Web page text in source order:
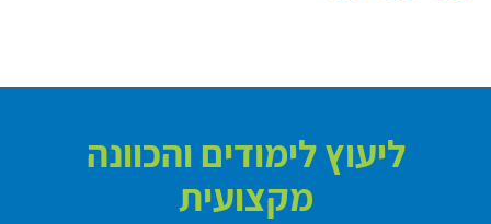
ליעוץ לימודים והכוונה
מקצועית